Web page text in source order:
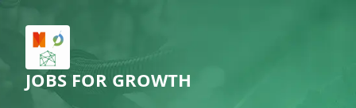
JOBS FOR GROWTH